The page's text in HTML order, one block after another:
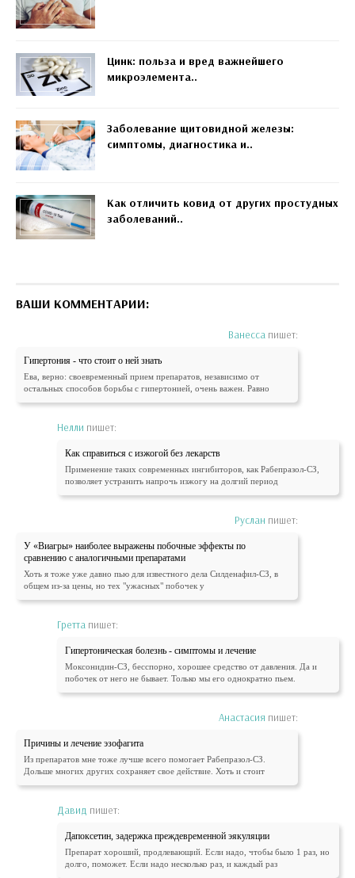
Цинк: польза и вред важнейшего
микроэлемента..
Заболевание щитовидной железы:
симптомы, диагностика и..
Как отличить ковид от других простудных
заболеваний..
ВАШИ КОММЕНТАРИИ:
Ванесса пишет:
Гипертония - что стоит о ней знать
Ева, верно: своевременный прием препаратов, независимо от
остальных способов борьбы с гипертонией, очень важен. Равно
Нелли пишет:
Как справиться с изжогой без лекарств
Применение таких современных ингибиторов, как Рабепразол-СЗ,
позволяет устранить напрочь изжогу на долгий период
Руслан пишет:
У «Виагры» наиболее выражены побочные эффекты по
сравнению с аналогичными препаратами
Хоть я тоже уже давно пью для известного дела Силденафил-СЗ, в
общем из-за цены, но тех "ужасных" побочек у
Гретта пишет:
Гипертоническая болезнь - симптомы и лечение
Моксонидин-СЗ, бесспорно, хорошее средство от давления. Да и
побочек от него не бывает. Только мы его однократно пьем.
Анастасия пишет:
Причины и лечение эзофагита
Из препаратов мне тоже лучше всего помогает Рабепразол-СЗ.
Дольше многих других сохраняет свое действие. Хоть и стоит
Давид пишет:
Дапоксетин, задержка преждевременной эякуляции
Препарат хороший, продлевающий. Если надо, чтобы было 1 раз, но
долго, поможет. Если надо несколько раз, и каждый раз